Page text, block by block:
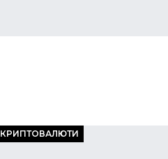
КРИПТОВАЛЮТИ